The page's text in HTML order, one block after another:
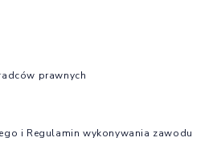
prawnych
i Regulamin wykonywania zawodu